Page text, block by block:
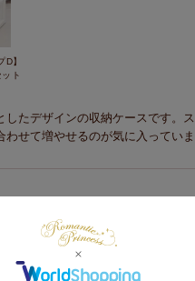
D】
ト
したデザインの収納ケースです。
せて増やせるのが気に入っていま
購入者
2024/11/28